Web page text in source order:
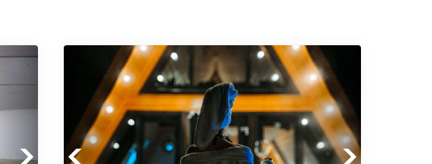
Next Previous Next